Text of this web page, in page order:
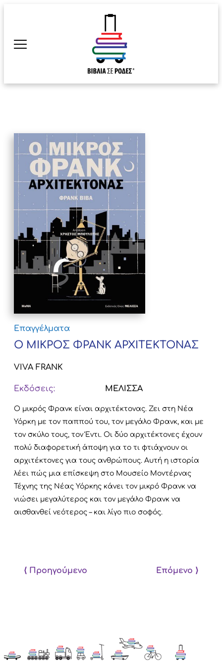
Επαγγέλματα
Ο ΜΙΚΡΟΣ ΦΡΑΝΚ ΑΡΧΙΤΕΚΤΟΝΑΣ
VIVA FRANK
Εκδόσεις: ΜΕΛΙΣΣΑ
Ο μικρός Φρανκ είναι αρχιτέκτονας. Ζει στη Νέα
Υόρκη με τον παππού του, τον μεγάλο Φρανκ, και με
τον σκύλο τους, τον Έντι. Οι δύο αρχιτέκτονες έχουν
πολύ διαφορετική άποψη για το τι φτιάχνουν οι
αρχιτέκτονες για τους ανθρώπους. Αυτή η ιστορία
λέει πώς μια επίσκεψη στο Μουσείο Μοντέρνας
Τέχνης της Νέας Υόρκης κάνει τον μικρό Φρανκ να
νιώσει μεγαλύτερος και τον μεγάλο Φρανκ να
αισθανθεί νεότερος – και λίγο πιο σοφός.
⟨ Προηγούμενο Επόμενο ⟩